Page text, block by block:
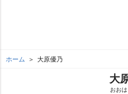
ホーム 大原優乃
大
おお